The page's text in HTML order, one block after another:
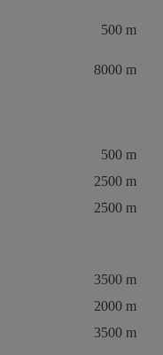
500 m
8000 m
500 m
2500 m
2500 m
3500 m
2000 m
3500 m